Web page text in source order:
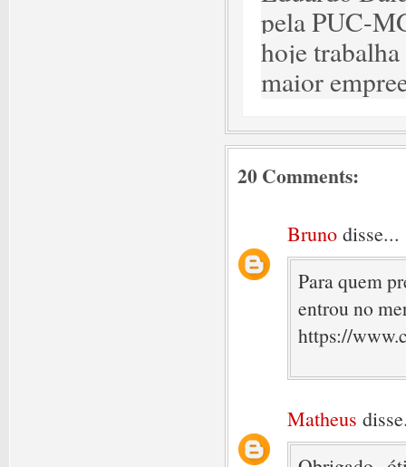
pela PUC-
hoje trabalha
maior
20 Comments:
Bruno disse...
Para quem
entrou no
https://
Matheus